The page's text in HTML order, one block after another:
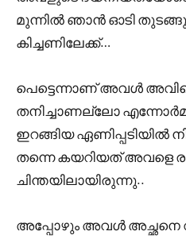
മുന്നിൽ ഞാൻ ഓടി
കിച്ചണിലേക്ക്…
പെട്ടെന്നാണ് അവൾ
തനിച്ചാണല്ലോ
ഇറങ്ങിയ ഏണിപ്പടിയിൽ
തന്നെ കയറിയത് അവളെ
ചിന്തയിലായിരുന്നു..
അപ്പോഴും അവൾ അച്ഛനെ